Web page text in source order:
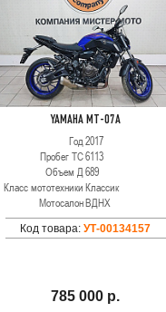
YAMAHA MT-07A
Год 2017
Пробег ТС6113
Объем Д 689
Класс мототехники Классик
МотосалонВДНХ
Код товара:УТ-00134157
785 000 р.